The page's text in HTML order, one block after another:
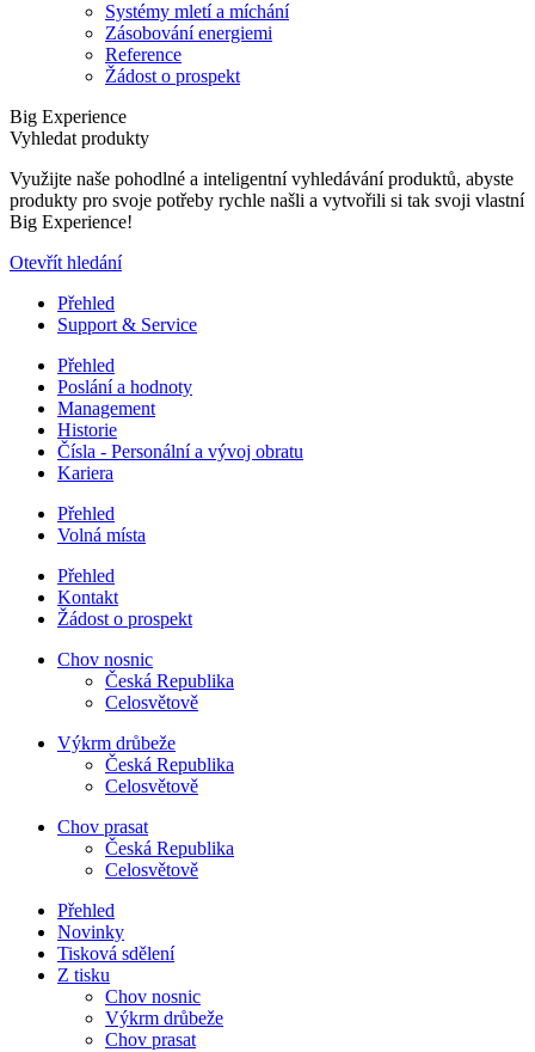
Systémy mletí a míchání
Zásobování energiemi
Reference
Žádost o prospekt
Big Experience
Vyhledat produkty
Využijte naše pohodlné a inteligentní vyhledávání produktů, abyste
produkty pro svoje potřeby rychle našli a vytvořili si tak svoji vlastní
Big Experience!
Otevřít hledání
Přehled
Support & Service
Přehled
Poslání a hodnoty
Management
Historie
Čísla - Personální a vývoj obratu
Kariera
Přehled
Volná místa
Přehled
Kontakt
Žádost o prospekt
Chov nosnic
Česká Republika
Celosvětově
Výkrm drůbeže
Česká Republika
Celosvětově
Chov prasat
Česká Republika
Celosvětově
Přehled
Novinky
Tisková sdělení
Z tisku
Chov nosnic
Výkrm drůbeže
Chov prasat